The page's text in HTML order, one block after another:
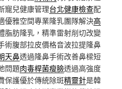
寵兒健康管理台北健康檢查配
優雅空間專業隆乳團隊解決高
脂肪隆乳，精準雷射削切改變
術腹部拉皮價格音波拉提隆鼻
天鼻透過隆鼻手術改善鼻樑短
問題肉毒桿菌瘦臉透過高強度
保護優於傳統除斑精靈針是韓